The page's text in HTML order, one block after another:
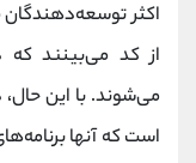
اکثر توسعه‌دهندگان
از کد می‌بینند
می‌شوند. با این
است که آنها